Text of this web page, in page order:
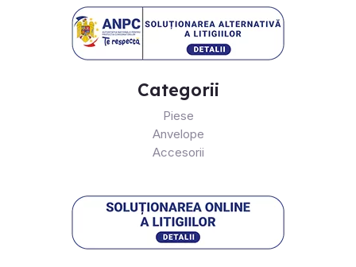
Categorii
Piese
Anvelope
Accesorii